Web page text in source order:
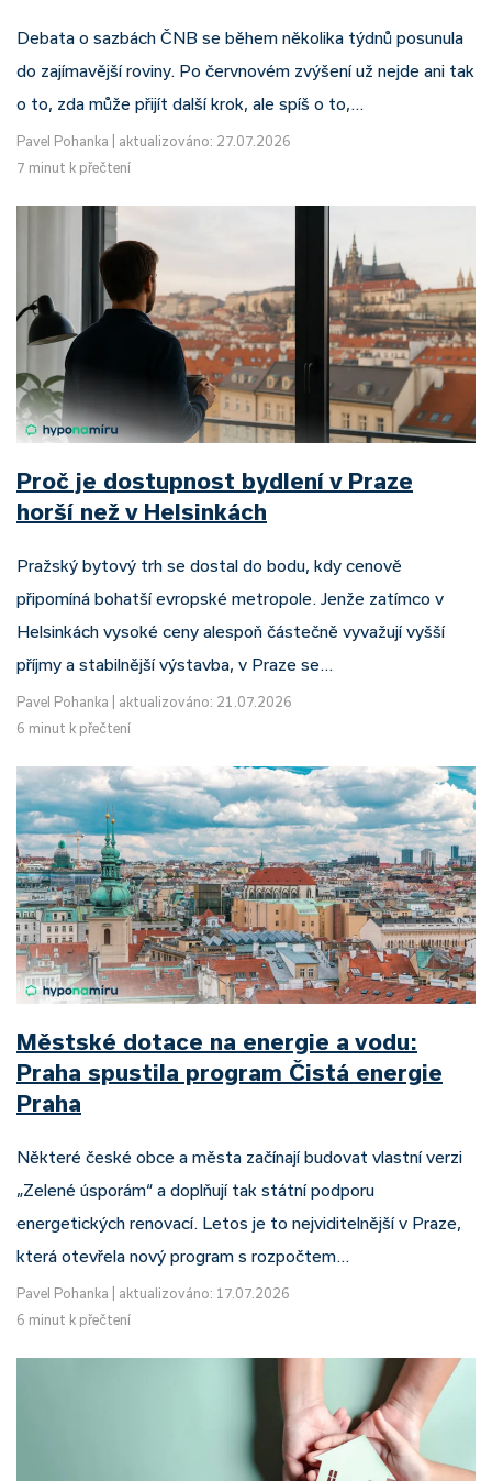
Debata o sazbách ČNB se během několika týdnů posunula
do zajímavější roviny. Po červnovém zvýšení už nejde ani tak
o to, zda může přijít další krok, ale spíš o to,…
Pavel Pohanka
aktualizováno: 27.07.2026
7 minut k přečtení
Proč je dostupnost bydlení v Praze
horší než v Helsinkách
Pražský bytový trh se dostal do bodu, kdy cenově
připomíná bohatší evropské metropole. Jenže zatímco v
Helsinkách vysoké ceny alespoň částečně vyvažují vyšší
příjmy a stabilnější výstavba, v Praze se…
Pavel Pohanka
aktualizováno: 21.07.2026
6 minut k přečtení
Městské dotace na energie a vodu:
Praha spustila program Čistá energie
Praha
Některé české obce a města začínají budovat vlastní verzi
„Zelené úsporám“ a doplňují tak státní podporu
energetických renovací. Letos je to nejviditelnější v Praze,
která otevřela nový program s rozpočtem…
Pavel Pohanka
aktualizováno: 17.07.2026
6 minut k přečtení